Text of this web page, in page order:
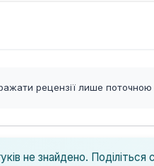
рецензії лише
не знайдено.